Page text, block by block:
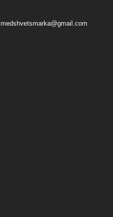
medshvetsmarka@gmail.com